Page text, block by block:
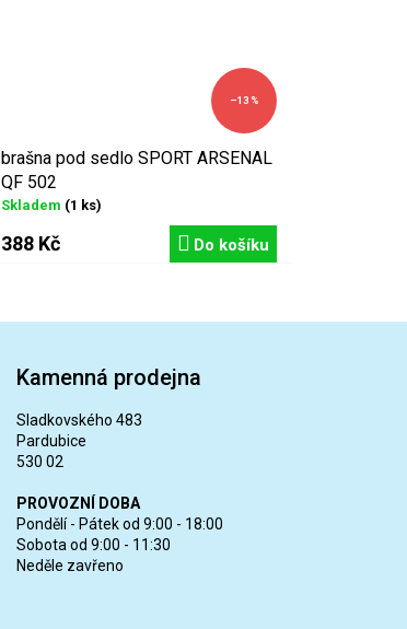
–13 %
brašna pod sedlo SPORT ARSENAL
QF 502
Skladem (1 ks)
388 Kč Do košíku
Kamenná prodejna
Sladkovského 483
Pardubice
530 02
PROVOZNÍ DOBA
Pondělí - Pátek od 9:00 - 18:00
Sobota od 9:00 - 11:30
Neděle zavřeno